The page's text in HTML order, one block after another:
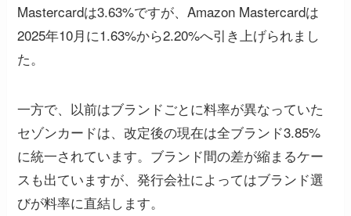
Mastercardは3.63%ですが、Amazon Mastercardは
2025年10月に1.63%から2.20%へ引き上げられまし
た。
一方で、以前はブランドごとに料率が異なっていた
セゾンカードは、改定後の現在は全ブランド3.85%
に統一されています。ブランド間の差が縮まるケー
スも出ていますが、発行会社によってはブランド選
びが料率に直結します。